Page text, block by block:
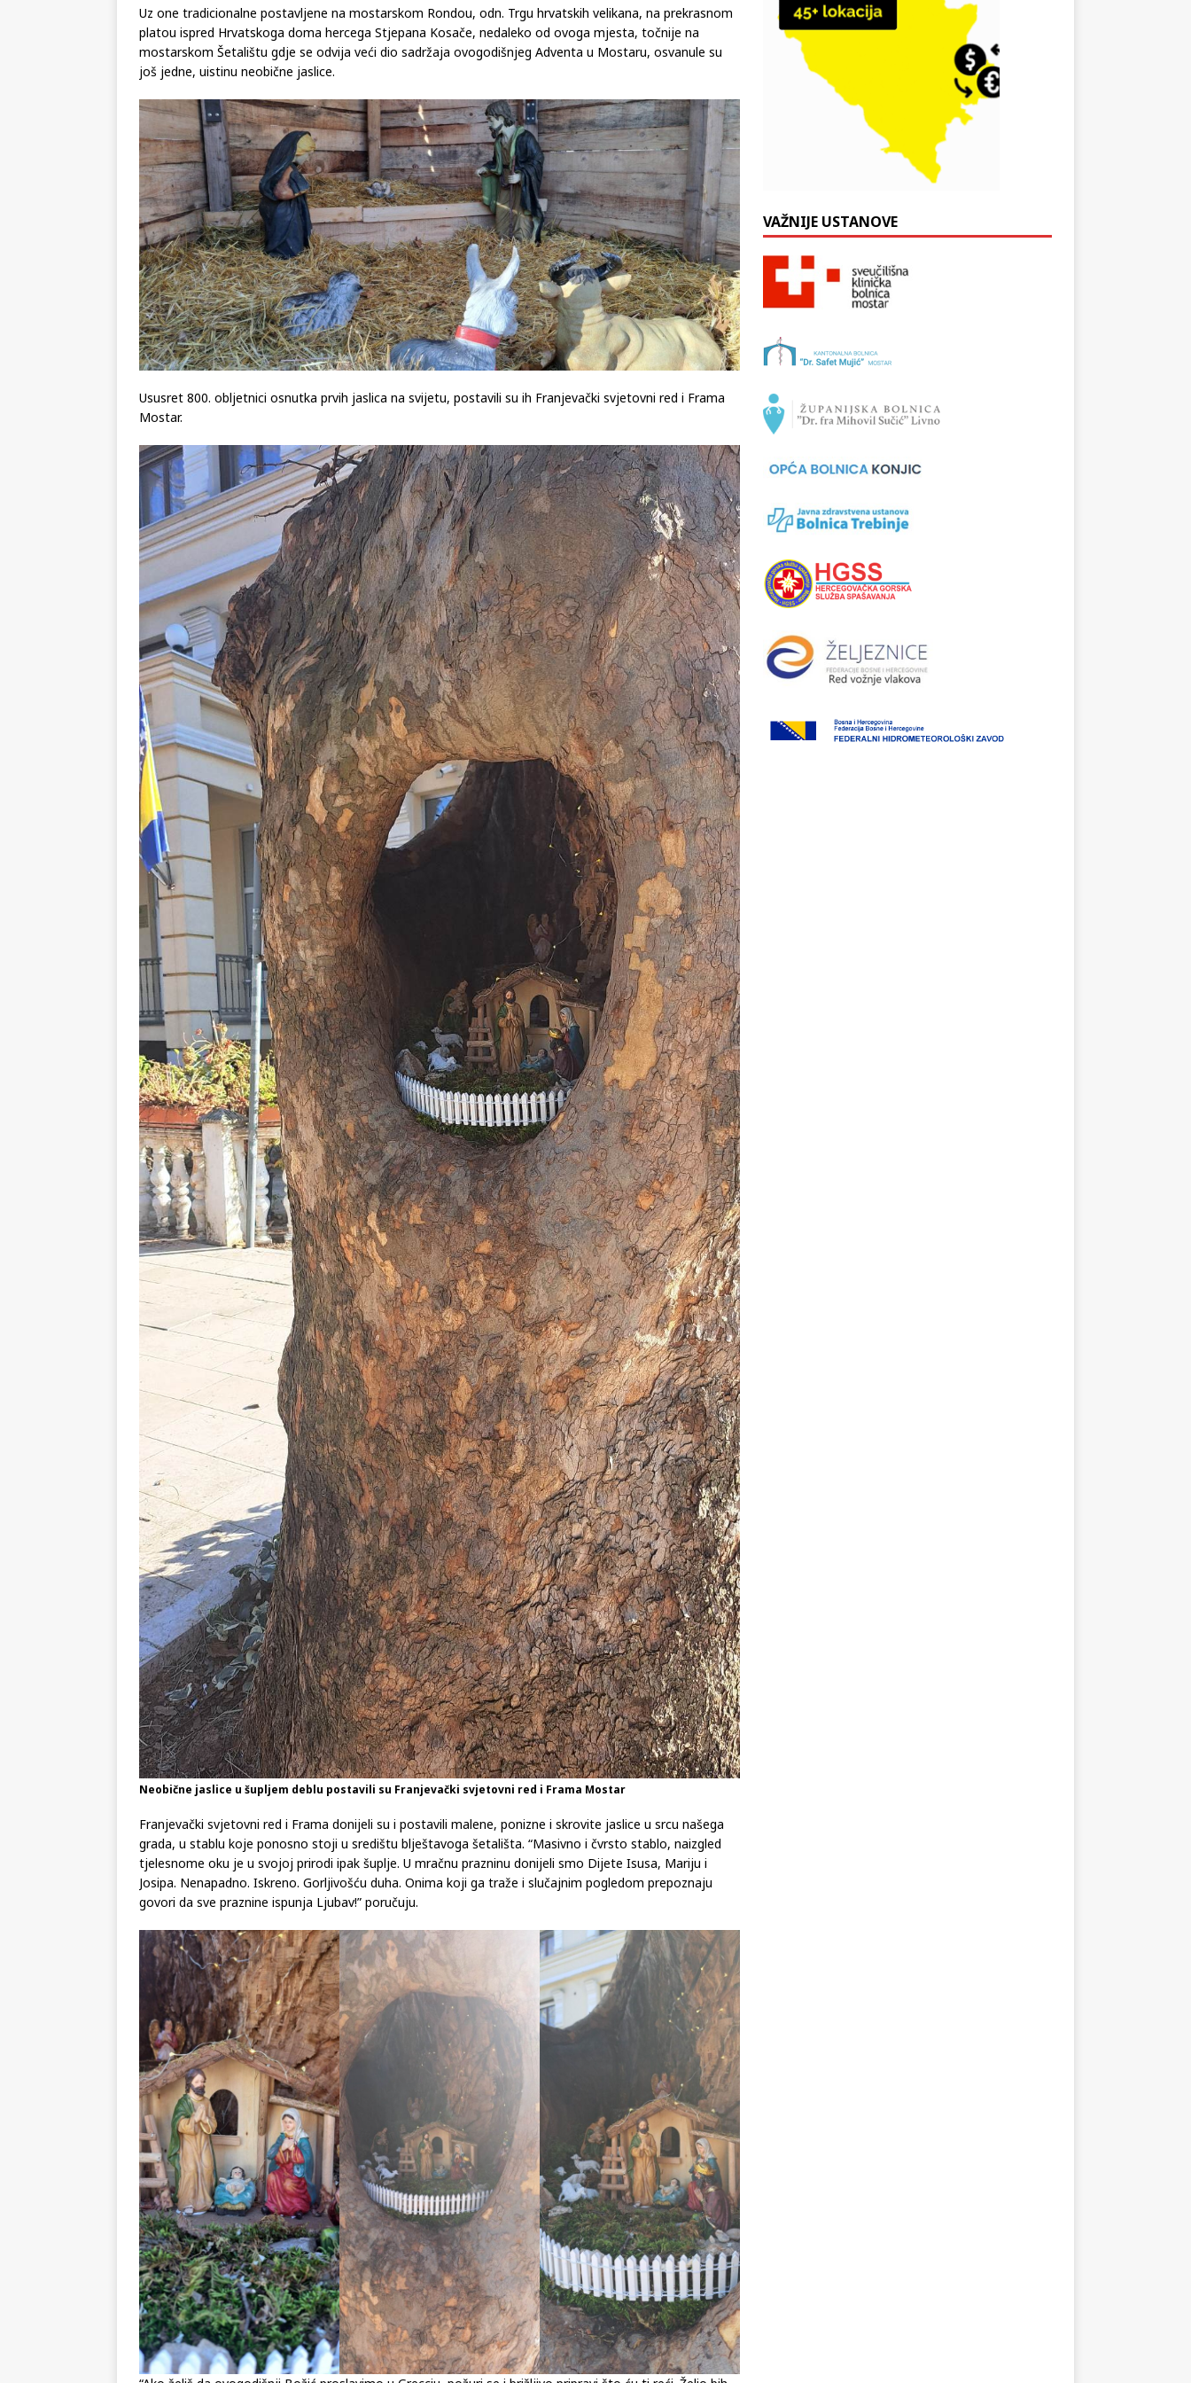
Uz one tradicionalne postavljene na mostarskom Rondou, odn. Trgu hrvatskih velikana, na prekrasnom
platou ispred Hrvatskoga doma hercega Stjepana Kosače, nedaleko od ovoga mjesta, točnije na
mostarskom Šetalištu gdje se odvija veći dio sadržaja ovogodišnjeg Adventa u Mostaru, osvanule su
još jedne, uistinu neobične jaslice.
Ususret 800. obljetnici osnutka prvih jaslica na svijetu, postavili su ih Franjevački svjetovni red i Frama
Mostar.
Neobične jaslice u šupljem deblu postavili su Franjevački svjetovni red i Frama Mostar
Franjevački svjetovni red i Frama donijeli su i postavili malene, ponizne i skrovite jaslice u srcu našega
grada, u stablu koje ponosno stoji u središtu blještavoga šetališta. “Masivno i čvrsto stablo, naizgled
tjelesnome oku je u svojoj prirodi ipak šuplje. U mračnu prazninu donijeli smo Dijete Isusa, Mariju i
Josipa. Nenapadno. Iskreno. Gorljivošću duha. Onima koji ga traže i slučajnim pogledom prepoznaju
govori da sve praznine ispunja Ljubav!” poručuju.
VAŽNIJE USTANOVE